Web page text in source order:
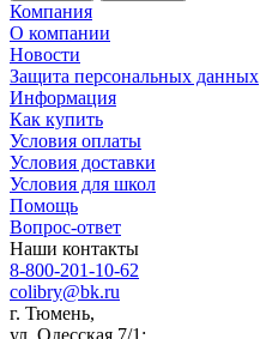
Компания
О компании
Новости
Защита персональных данных
Информация
Как купить
Условия оплаты
Условия доставки
Условия для школ
Помощь
Вопрос-ответ
Наши контакты
8-800-201-10-62
colibry@bk.ru
г. Тюмень,
ул. Одесская 7/1;